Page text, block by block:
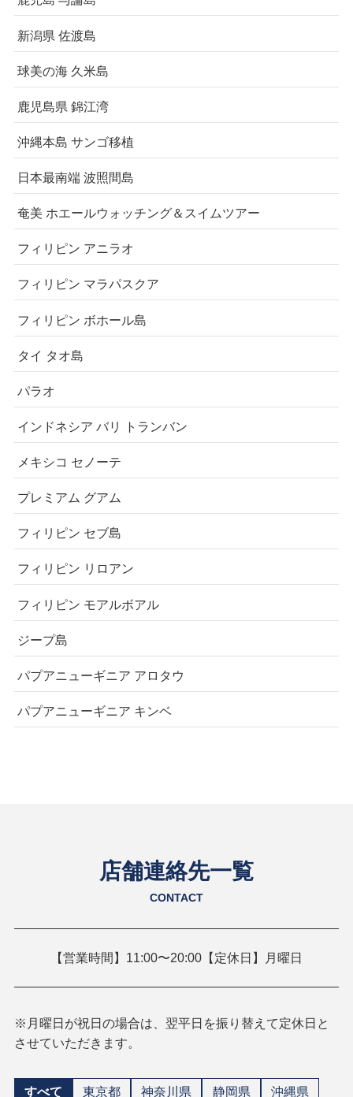
新潟県 佐渡島
球美の海 久米島
鹿児島県 錦江湾
沖縄本島 サンゴ移植
日本最南端 波照間島
奄美 ホエールウォッチング＆スイムツアー
フィリピン アニラオ
フィリピン マラパスクア
フィリピン ボホール島
タイ タオ島
パラオ
インドネシア バリ トランバン
メキシコ セノーテ
プレミアム グアム
フィリピン セブ島
フィリピン リロアン
フィリピン モアルボアル
ジープ島
パプアニューギニア アロタウ
パプアニューギニア キンベ
店舗連絡先一覧
CONTACT
【営業時間】11:00〜20:00【定休日】月曜日
※月曜日が祝日の場合は、翌平日を振り替えて定休日と
させていただきます。
すべて 東京都 神奈川県 静岡県
沖縄県